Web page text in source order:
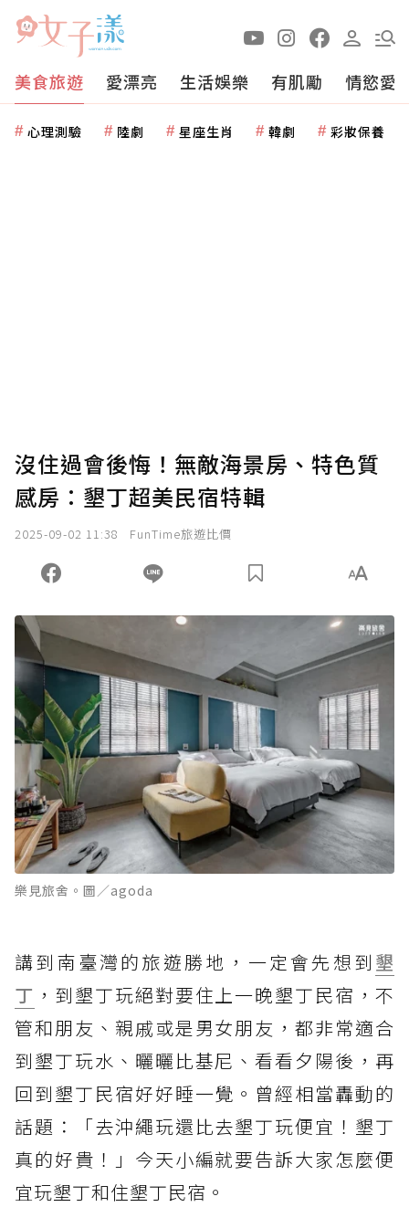
美食旅遊 愛漂亮 生活娛樂 有肌勵 情慾愛
心理測驗 陸劇 星座生肖 韓劇 彩妝保養
沒住過會後悔！無敵海景房、特色質
感房：墾丁超美民宿特輯
2025-09-02 11:38 FunTime旅遊比價
樂見旅舍。圖／agoda
講到南臺灣的旅遊勝地，一定會先想到 墾
丁 ，到墾丁玩絕對要住上一晚墾丁民宿，不
管和朋友、親戚或是男女朋友，都非常適合
到墾丁玩水、曬曬比基尼、看看夕陽後，再
回到墾丁民宿好好睡一覺。曾經相當轟動的
話題：「去沖繩玩還比去墾丁玩便宜！墾丁
真的好貴！」今天小編就要告訴大家怎麼便
宜玩墾丁和住墾丁民宿。